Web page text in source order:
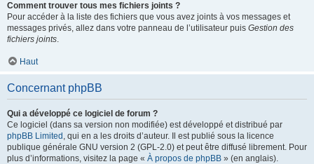
Comment trouver tous mes fichiers joints ?
Pour accéder à la liste des fichiers que vous avez joints à vos messages et
messages privés, allez dans votre panneau de l’utilisateur puis Gestion des
fichiers joints.
Haut
Concernant phpBB
Qui a développé ce logiciel de forum ?
Ce logiciel (dans sa version non modifiée) est développé et distribué par
phpBB Limited , qui en a les droits d’auteur. Il est publié sous la licence
publique générale GNU version 2 (GPL-2.0) et peut être diffusé librement. Pour
plus d’informations, visitez la page « À propos de phpBB » (en anglais).